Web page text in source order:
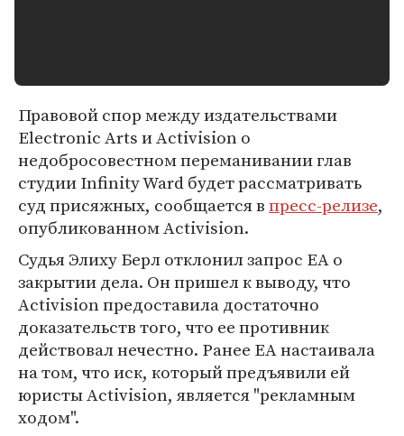
Правовой спор между издательствами
Electronic Arts и Activision о
недобросовестном переманивании глав
студии Infinity Ward будет рассматривать
суд присяжных, сообщается впресс-релизе,
опубликованном Activision.
Судья Элиху Берл отклонил запрос EA о
закрытии дела. Он пришел к выводу, что
Activision предоставила достаточно
доказательств того, что ее противник
действовал нечестно. Ранее EA настаивала
на том, что иск, который предъявили ей
юристы Activision, является "рекламным
ходом".